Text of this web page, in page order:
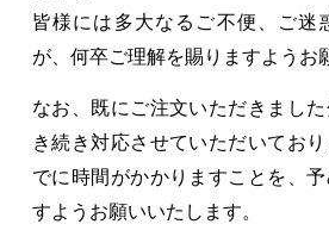
皆様には多大なるご不便、ご迷
が、何卒ご理解を賜りますようお
なお、既にご注文いただきまし
き続き対応させていただいてお
でに時間がかかりますことを、
すようお願いいたします。